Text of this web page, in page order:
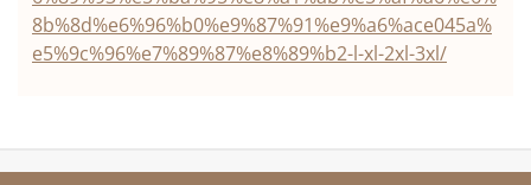
8b%8d%e6%96%b0%e9%87%91%e9%a6%ace045a%
e5%9c%96%e7%89%87%e8%89%b2-l-xl-2xl-3xl/